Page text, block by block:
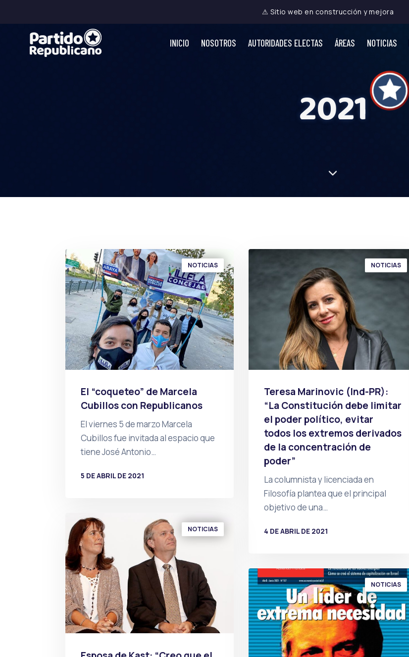
⚠ Sitio web en construcción y mejora
INICIO NOSOTROS AUTORIDADES ELECTAS ÁREAS NOTICIAS
2021
NOTICIAS
El “coqueteo” de Marcela
Cubillos con Republicanos
El viernes 5 de marzo Marcela
Cubillos fue invitada al espacio que
tiene José Antonio…
5 DE ABRIL DE 2021
NOTICIAS
Teresa Marinovic (Ind-PR):
“La Constitución debe limitar
el poder político, evitar
todos los extremos derivados
de la concentración de
poder”
La columnista y licenciada en
Filosofía plantea que el principal
objetivo de una…
4 DE ABRIL DE 2021
NOTICIAS
NOTICIAS